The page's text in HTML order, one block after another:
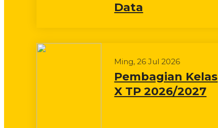
Data
Ming, 26 Jul 2026
Pembagian Kelas
X TP 2026/2027